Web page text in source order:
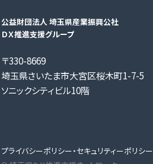
公益財団法人 埼玉県産業振興公社
ＤＸ推進支援グループ
〒330-8669
埼玉県さいたま市大宮区桜木町1-7-5
ソニックシティビル10階
プライバシーポリシー・セキュリティーポリシー